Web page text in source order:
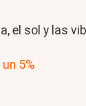
el sol y las
5%